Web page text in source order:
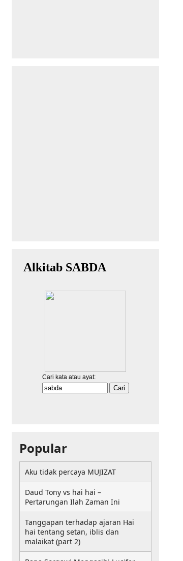
Popular
Aku tidak percaya MUJIZAT
Daud Tony vs hai hai –
Pertarungan Ilah Zaman Ini
Tanggapan terhadap ajaran Hai
hai tentang setan, iblis dan
malaikat (part 2)